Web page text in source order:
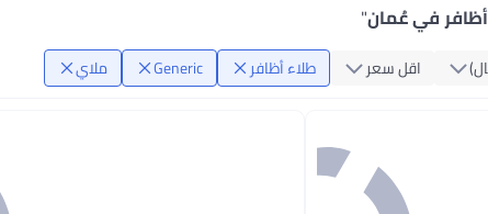
"
اقل سعر طلاء أظافر Generic ملاي